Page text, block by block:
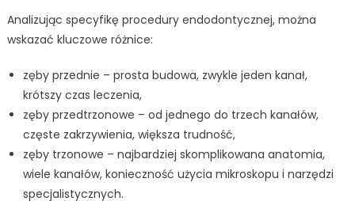
Analizując specyfikę procedury endodontycznej, można
wskazać kluczowe różnice:
zęby przednie – prosta budowa, zwykle jeden kanał,
krótszy czas leczenia,
zęby przedtrzonowe – od jednego do trzech kanałów,
częste zakrzywienia, większa trudność,
zęby trzonowe – najbardziej skomplikowana anatomia,
wiele kanałów, konieczność użycia mikroskopu i narzędzi
specjalistycznych.